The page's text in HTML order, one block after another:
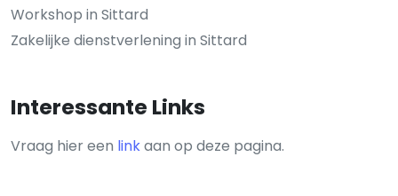
Workshop in Sittard
Zakelijke dienstverlening in Sittard
Interessante Links
Vraag hier een linkaan op deze pagina.